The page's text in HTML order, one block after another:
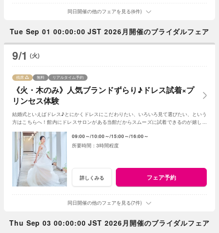
同日開催の他のフェアを見る(6件)
Tue Sep 01 00:00:00 JST 2026月開催のブライダルフェア
9/1 (火)
《火・木のみ》人気ブランドずらり♪ドレス試着×プ
リンセス体験
残席 無料 リアルタイム予約
結婚式といえばドレス♪とにかくドレスにこだわりたい、いろいろ見て選びたい、という
方はこちらへ！館内にドレスサロンがある当館だからスムーズに試着できるのが嬉しい
09:00～ 10:00～ 15:00～ 16:00～
3時間程度
詳しくみる フェア予約
同日開催の他のフェアを見る(7件)
Thu Sep 03 00:00:00 JST 2026月開催のブライダルフェア